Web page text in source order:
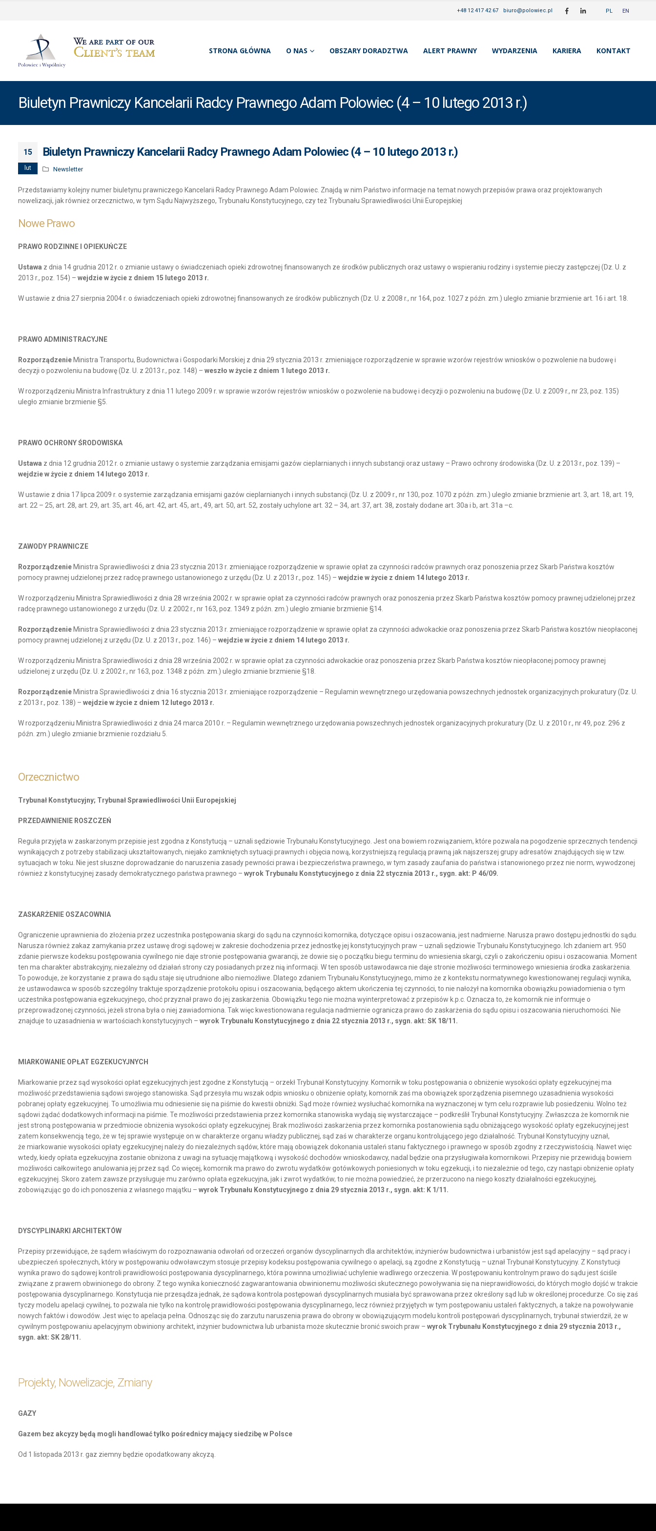
+48 12 417 42 67 biuro@polowiec.pl PL EN
STRONA GŁÓWNA O NAS OBSZARY DORADZTWA ALERT PRAWNY WYDARZENIA KARIERA KONTAKT
Biuletyn Prawniczy Kancelarii Radcy Prawnego Adam Polowiec (4 – 10 lutego 2013 r.)
15
lut
Biuletyn Prawniczy Kancelarii Radcy Prawnego Adam Polowiec (4 – 10 lutego 2013 r.)
Newsletter
Przedstawiamy kolejny numer biuletynu prawniczego Kancelarii Radcy Prawnego Adam Polowiec. Znajdą w nim Państwo informacje na temat nowych przepisów prawa oraz projektowanych
nowelizacji, jak również orzecznictwo, w tym Sądu Najwyższego, Trybunału Konstytucyjnego, czy też Trybunału Sprawiedliwości Unii Europejskiej
Nowe Prawo
PRAWO RODZINNE I OPIEKUŃCZE
Ustawa z dnia 14 grudnia 2012 r. o zmianie ustawy o świadczeniach opieki zdrowotnej finansowanych ze środków publicznych oraz ustawy o wspieraniu rodziny i systemie pieczy zastępczej (Dz. U. z
2013 r., poz. 154) – wejdzie w życie z dniem 15 lutego 2013 r.
W ustawie z dnia 27 sierpnia 2004 r. o świadczeniach opieki zdrowotnej finansowanych ze środków publicznych (Dz. U. z 2008 r., nr 164, poz. 1027 z późn. zm.) uległo zmianie brzmienie art. 16 i art. 18.
PRAWO ADMINISTRACYJNE
Rozporządzenie Ministra Transportu, Budownictwa i Gospodarki Morskiej z dnia 29 stycznia 2013 r. zmieniające rozporządzenie w sprawie wzorów rejestrów wniosków o pozwolenie na budowę i
decyzji o pozwoleniu na budowę (Dz. U. z 2013 r., poz. 148) – weszło w życie z dniem 1 lutego 2013 r.
W rozporządzeniu Ministra Infrastruktury z dnia 11 lutego 2009 r. w sprawie wzorów rejestrów wniosków o pozwolenie na budowę i decyzji o pozwoleniu na budowę (Dz. U. z 2009 r., nr 23, poz. 135)
uległo zmianie brzmienie §5.
PRAWO OCHRONY ŚRODOWISKA
Ustawa z dnia 12 grudnia 2012 r. o zmianie ustawy o systemie zarządzania emisjami gazów cieplarnianych i innych substancji oraz ustawy – Prawo ochrony środowiska (Dz. U. z 2013 r., poz. 139) –
wejdzie w życie z dniem 14 lutego 2013 r.
W ustawie z dnia 17 lipca 2009 r. o systemie zarządzania emisjami gazów cieplarnianych i innych substancji (Dz. U. z 2009 r., nr 130, poz. 1070 z późn. zm.) uległo zmianie brzmienie art. 3, art. 18, art. 19,
art. 22 – 25, art. 28, art. 29, art. 35, art. 46, art. 42, art. 45, art., 49, art. 50, art. 52, zostały uchylone art. 32 – 34, art. 37, art. 38, zostały dodane art. 30a i b, art. 31a –c.
ZAWODY PRAWNICZE
Rozporządzenie Ministra Sprawiedliwości z dnia 23 stycznia 2013 r. zmieniające rozporządzenie w sprawie opłat za czynności radców prawnych oraz ponoszenia przez Skarb Państwa kosztów
pomocy prawnej udzielonej przez radcę prawnego ustanowionego z urzędu (Dz. U. z 2013 r., poz. 145) – wejdzie w życie z dniem 14 lutego 2013 r.
W rozporządzeniu Ministra Sprawiedliwości z dnia 28 września 2002 r. w sprawie opłat za czynności radców prawnych oraz ponoszenia przez Skarb Państwa kosztów pomocy prawnej udzielonej przez
radcę prawnego ustanowionego z urzędu (Dz. U. z 2002 r., nr 163, poz. 1349 z późn. zm.) uległo zmianie brzmienie §14.
Rozporządzenie Ministra Sprawiedliwości z dnia 23 stycznia 2013 r. zmieniające rozporządzenie w sprawie opłat za czynności adwokackie oraz ponoszenia przez Skarb Państwa kosztów nieopłaconej
pomocy prawnej udzielonej z urzędu (Dz. U. z 2013 r., poz. 146) – wejdzie w życie z dniem 14 lutego 2013 r.
W rozporządzeniu Ministra Sprawiedliwości z dnia 28 września 2002 r. w sprawie opłat za czynności adwokackie oraz ponoszenia przez Skarb Państwa kosztów nieopłaconej pomocy prawnej
udzielonej z urzędu (Dz. U. z 2002 r., nr 163, poz. 1348 z późn. zm.) uległo zmianie brzmienie §18.
Rozporządzenie Ministra Sprawiedliwości z dnia 16 stycznia 2013 r. zmieniające rozporządzenie – Regulamin wewnętrznego urzędowania powszechnych jednostek organizacyjnych prokuratury (Dz. U.
z 2013 r., poz. 138) – wejdzie w życie z dniem 12 lutego 2013 r.
W rozporządzeniu Ministra Sprawiedliwości z dnia 24 marca 2010 r. – Regulamin wewnętrznego urzędowania powszechnych jednostek organizacyjnych prokuratury (Dz. U. z 2010 r., nr 49, poz. 296 z
późn. zm.) uległo zmianie brzmienie rozdziału 5.
Orzecznictwo
Trybunał Konstytucyjny; Trybunał Sprawiedliwości Unii Europejskiej
PRZEDAWNIENIE ROSZCZEŃ
Reguła przyjęta w zaskarżonym przepisie jest zgodna z Konstytucją – uznali sędziowie Trybunału Konstytucyjnego. Jest ona bowiem rozwiązaniem, które pozwala na pogodzenie sprzecznych tendencji
wynikających z potrzeby stabilizacji ukształtowanych, niejako zamkniętych sytuacji prawnych i objęcia nową, korzystniejszą regulacją prawną jak najszerszej grupy adresatów znajdujących się w tzw.
sytuacjach w toku. Nie jest słuszne doprowadzanie do naruszenia zasady pewności prawa i bezpieczeństwa prawnego, w tym zasady zaufania do państwa i stanowionego przez nie norm, wywodzonej
również z konstytucyjnej zasady demokratycznego państwa prawnego – wyrok Trybunału Konstytucyjnego z dnia 22 stycznia 2013 r., sygn. akt: P 46/09.
ZASKARŻENIE OSZACOWNIA
Ograniczenie uprawnienia do złożenia przez uczestnika postępowania skargi do sądu na czynności komornika, dotyczące opisu i oszacowania, jest nadmierne. Narusza prawo dostępu jednostki do sądu.
Narusza również zakaz zamykania przez ustawę drogi sądowej w zakresie dochodzenia przez jednostkę jej konstytucyjnych praw – uznali sędziowie Trybunału Konstytucyjnego. Ich zdaniem art. 950
zdanie pierwsze kodeksu postępowania cywilnego nie daje stronie postępowania gwarancji, że dowie się o początku biegu terminu do wniesienia skargi, czyli o zakończeniu opisu i oszacowania. Moment
ten ma charakter abstrakcyjny, niezależny od działań strony czy posiadanych przez nią informacji. W ten sposób ustawodawca nie daje stronie możliwości terminowego wniesienia środka zaskarżenia.
To powoduje, że korzystanie z prawa do sądu staje się utrudnione albo niemożliwe. Dlatego zdaniem Trybunału Konstytucyjnego, mimo że z kontekstu normatywnego kwestionowanej regulacji wynika,
że ustawodawca w sposób szczególny traktuje sporządzenie protokołu opisu i oszacowania, będącego aktem ukończenia tej czynności, to nie nałożył na komornika obowiązku powiadomienia o tym
uczestnika postępowania egzekucyjnego, choć przyznał prawo do jej zaskarżenia. Obowiązku tego nie można wyinterpretować z przepisów k.p.c. Oznacza to, że komornik nie informuje o
przeprowadzonej czynności, jeżeli strona była o niej zawiadomiona. Tak więc kwestionowana regulacja nadmiernie ogranicza prawo do zaskarżenia do sądu opisu i oszacowania nieruchomości. Nie
znajduje to uzasadnienia w wartościach konstytucyjnych – wyrok Trybunału Konstytucyjnego z dnia 22 stycznia 2013 r., sygn. akt: SK 18/11.
MIARKOWANIE OPŁAT EGZEKUCYJNYCH
Miarkowanie przez sąd wysokości opłat egzekucyjnych jest zgodne z Konstytucją – orzekł Trybunał Konstytucyjny. Komornik w toku postępowania o obniżenie wysokości opłaty egzekucyjnej ma
możliwość przedstawienia sądowi swojego stanowiska. Sąd przesyła mu wszak odpis wniosku o obniżenie opłaty, komornik zaś ma obowiązek sporządzenia pisemnego uzasadnienia wysokości
pobranej opłaty egzekucyjnej. To umożliwia mu odniesienie się na piśmie do kwestii obniżki. Sąd może również wysłuchać komornika na wyznaczonej w tym celu rozprawie lub posiedzeniu. Wolno też
sądowi żądać dodatkowych informacji na piśmie. Te możliwości przedstawienia przez komornika stanowiska wydają się wystarczające – podkreślił Trybunał Konstytucyjny. Zwłaszcza że komornik nie
jest stroną postępowania w przedmiocie obniżenia wysokości opłaty egzekucyjnej. Brak możliwości zaskarżenia przez komornika postanowienia sądu obniżającego wysokość opłaty egzekucyjnej jest
zatem konsekwencją tego, że w tej sprawie występuje on w charakterze organu władzy publicznej, sąd zaś w charakterze organu kontrolującego jego działalność. Trybunał Konstytucyjny uznał,
że miarkowanie wysokości opłaty egzekucyjnej należy do niezależnych sądów, które mają obowiązek dokonania ustaleń stanu faktycznego i prawnego w sposób zgodny z rzeczywistością. Nawet więc
wtedy, kiedy opłata egzekucyjna zostanie obniżona z uwagi na sytuację majątkową i wysokość dochodów wnioskodawcy, nadal będzie ona przysługiwała komornikowi. Przepisy nie przewidują bowiem
możliwości całkowitego anulowania jej przez sąd. Co więcej, komornik ma prawo do zwrotu wydatków gotówkowych poniesionych w toku egzekucji, i to niezależnie od tego, czy nastąpi obniżenie opłaty
egzekucyjnej. Skoro zatem zawsze przysługuje mu zarówno opłata egzekucyjna, jak i zwrot wydatków, to nie można powiedzieć, że przerzucono na niego koszty działalności egzekucyjnej,
zobowiązując go do ich ponoszenia z własnego majątku – wyrok Trybunału Konstytucyjnego z dnia 29 stycznia 2013 r., sygn. akt: K 1/11.
DYSCYPLINARKI ARCHITEKTÓW
Przepisy przewidujące, że sądem właściwym do rozpoznawania odwołań od orzeczeń organów dyscyplinarnych dla architektów, inżynierów budownictwa i urbanistów jest sąd apelacyjny – sąd pracy i
ubezpieczeń społecznych, który w postępowaniu odwoławczym stosuje przepisy kodeksu postępowania cywilnego o apelacji, są zgodne z Konstytucją – uznał Trybunał Konstytucyjny. Z Konstytucji
wynika prawo do sądowej kontroli prawidłowości postępowania dyscyplinarnego, która powinna umożliwiać uchylenie wadliwego orzeczenia. W postępowaniu kontrolnym prawo do sądu jest ściśle
związane z prawem obwinionego do obrony. Z tego wynika konieczność zagwarantowania obwinionemu możliwości skutecznego powoływania się na nieprawidłowości, do których mogło dojść w trakcie
postępowania dyscyplinarnego. Konstytucja nie przesądza jednak, że sądowa kontrola postępowań dyscyplinarnych musiała być sprawowana przez określony sąd lub w określonej procedurze. Co się zaś
tyczy modelu apelacji cywilnej, to pozwala nie tylko na kontrolę prawidłowości postępowania dyscyplinarnego, lecz również przyjętych w tym postępowaniu ustaleń faktycznych, a także na powoływanie
nowych faktów i dowodów. Jest więc to apelacja pełna. Odnosząc się do zarzutu naruszenia prawa do obrony w obowiązującym modelu kontroli postępowań dyscyplinarnych, trybunał stwierdził, że w
cywilnym postępowaniu apelacyjnym obwiniony architekt, inżynier budownictwa lub urbanista może skutecznie bronić swoich praw – wyrok Trybunału Konstytucyjnego z dnia 29 stycznia 2013 r.,
sygn. akt: SK 28/11.
Projekty, Nowelizacje, Zmiany
GAZY
Gazem bez akcyzy będą mogli handlować tylko pośrednicy mający siedzibę w Polsce
Od 1 listopada 2013 r. gaz ziemny będzie opodatkowany akcyzą.